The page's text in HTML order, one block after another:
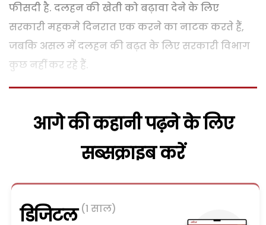
फीसदी है. दलहन की खेती को बढ़ावा देने के लिए
सरकारी महकमे दिनरात एक करने का नाटक करते हैं,
जबकि असल में दलहन की बढ़त के लिए सरकारी विभाग
कुछ नहीं कर रहे हैं.
आगे की कहानी पढ़ने के लिए
सब्सक्राइब करें
डिजिटल (1 साल)